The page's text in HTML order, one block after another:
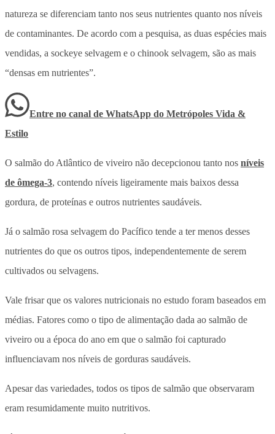
natureza se diferenciam tanto nos seus nutrientes quanto nos níveis
de contaminantes. De acordo com a pesquisa, as duas espécies mais
vendidas, a sockeye selvagem e o chinook selvagem, são as mais
“densas em nutrientes”.
Entre no canal de WhatsApp do Metrópoles Vida &
Estilo
O salmão do Atlântico de viveiro não decepcionou tanto nos níveis
de ômega-3, contendo níveis ligeiramente mais baixos dessa
gordura, de proteínas e outros nutrientes saudáveis.
Já o salmão rosa selvagem do Pacífico tende a ter menos desses
nutrientes do que os outros tipos, independentemente de serem
cultivados ou selvagens.
Vale frisar que os valores nutricionais no estudo foram baseados em
médias. Fatores como o tipo de alimentação dada ao salmão de
viveiro ou a época do ano em que o salmão foi capturado
influenciavam nos níveis de gorduras saudáveis.
Apesar das variedades, todos os tipos de salmão que observaram
eram resumidamente muito nutritivos.